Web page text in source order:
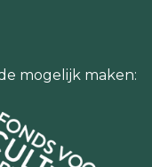
mogelijk maken: